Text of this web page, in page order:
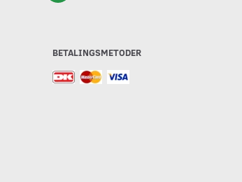
BETALINGSMETODER